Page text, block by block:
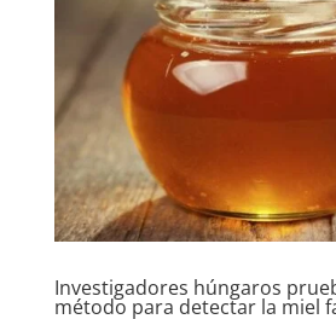
Investigadores húngaros
método para detectar la miel